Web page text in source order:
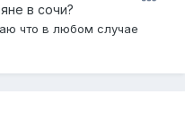
в сочи?
что в любом случае